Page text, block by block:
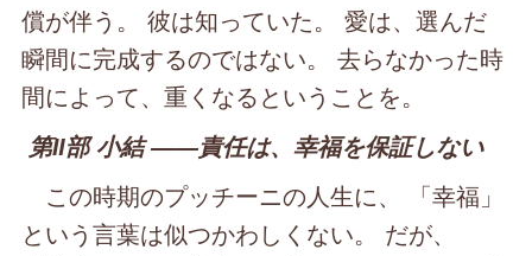
償が伴う。 彼は知っていた。 愛は、選んだ
瞬間に完成するのではない。 去らなかった時
間によって、重くなるということを。
第Ⅱ部 小結 ――責任は、幸福を保証しない
この時期のプッチーニの人生に、 「幸福」
という言葉は似つかわしくない。 だが、